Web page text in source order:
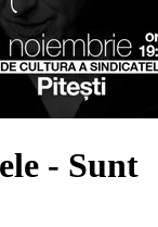
- Sunt